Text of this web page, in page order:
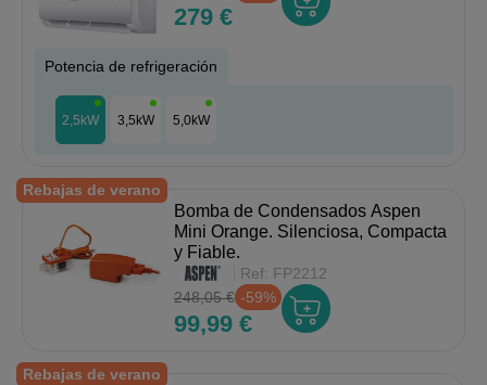
279 €
Potencia de refrigeración
2,5kW 3,5kW 5,0kW
Rebajas de verano
Bomba de Condensados Aspen
Mini Orange. Silenciosa, Compacta
y Fiable.
Ref: FP2212
248,05 € -59%
99,99 €
Rebajas de verano